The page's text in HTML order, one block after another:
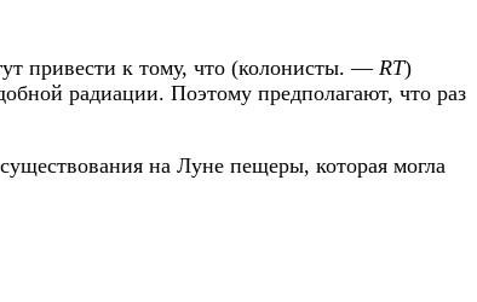
привести к тому, что (колонисты. — RT)
радиации. Поэтому предполагают, что раз
на Луне пещеры, которая могла